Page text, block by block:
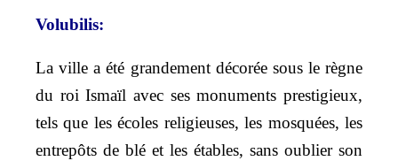
Volubilis:
La ville a été grandement décorée sous le règne
du roi Ismaïl avec ses monuments prestigieux,
tels que les écoles religieuses, les mosquées, les
entrepôts de blé et les étables, sans oublier son